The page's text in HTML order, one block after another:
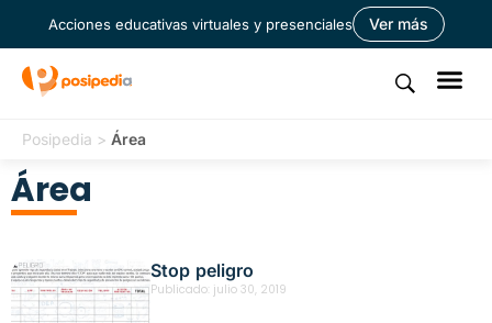
Acciones educativas virtuales y presenciales Ver más
Posipedia > Área
Área
Stop peligro
Publicado: julio 30, 2019